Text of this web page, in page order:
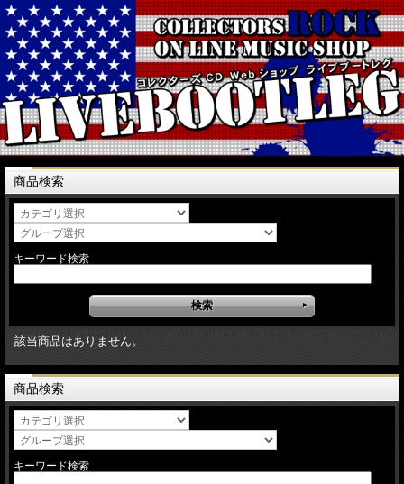
商品検索
キーワード検索
該当商品はありません。
商品検索
キーワード検索